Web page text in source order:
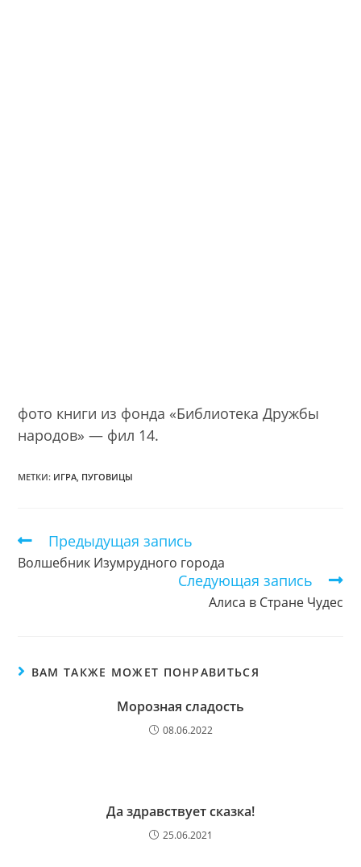
фото книги из фонда «Библиотека Дружбы
народов» — фил 14.
МЕТКИ: ИГРА ПУГОВИЦЫ
Еще
статьи
Предыдущая запись
Волшебник Изумрудного города
Следующая запись
Алиса в Стране Чудес
ВАМ ТАКЖЕ МОЖЕТ ПОНРАВИТЬСЯ
Морозная сладость
08.06.2022
Да здравствует сказка!
25.06.2021